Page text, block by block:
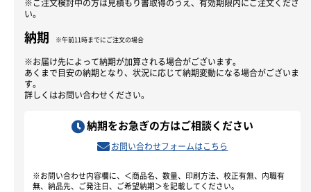
※ご注文検討中の方は見積もり書取得のうえ、有効期限内にご注文くださ
い。
納期 ※午前11時までにご注文の場合
※お届け先によって納期が加算される場合がございます。
あくまで目安の納期となり、状況に応じて納期変動になる場合がございま
す。
詳しくはお問い合わせください。
納期をお急ぎの方はご相談ください
お問い合わせフォームはこちら
※お問い合わせ内容欄に、＜商品名、数量、印刷方法、校正有無、内職有
無、納品先、ご発注日、ご希望納期＞を記載してください。